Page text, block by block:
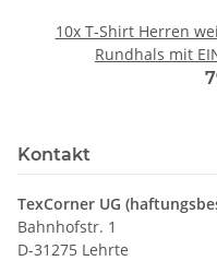
10x T-Shirt Herren
Rundhals mit
Kontakt
TexCorner UG
Bahnhofstr. 1
D-31275 Lehrte